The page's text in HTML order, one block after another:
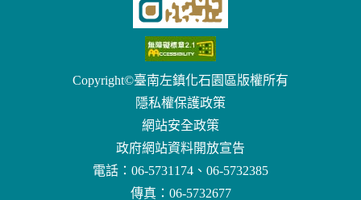
Copyright©臺南左鎮化石園區版權所有
隱私權保護政策
網站安全政策
政府網站資料開放宣告
電話：06-5731174、06-5732385
傳真：06-5732677